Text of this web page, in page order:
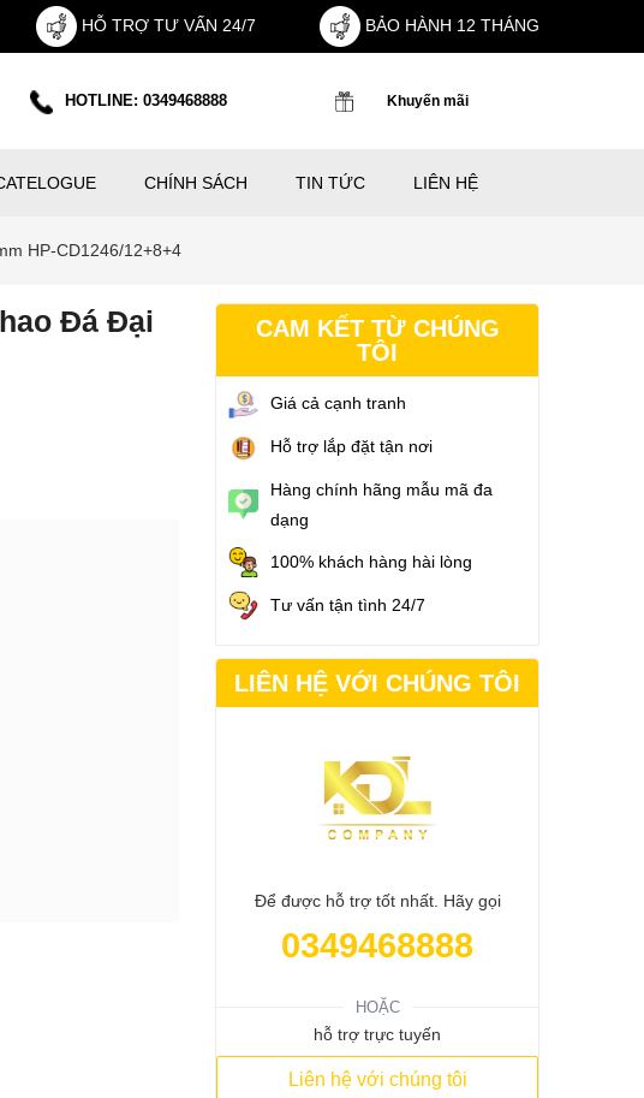
HỖ TRỢ TƯ VẤN 24/7 BẢO HÀNH 12 THÁNG
HOTLINE: 0349468888 Khuyến mãi
CHÍNH SÁCH TIN TỨC LIÊN HỆ
HP-CD1246/12+8+4
Đá Đại
CAM KẾT TỪ CHÚNG
TÔI
Giá cả cạnh tranh
Hỗ trợ lắp đặt tận nơi
Hàng chính hãng mẫu mã đa
dạng
100% khách hàng hài lòng
Tư vấn tận tình 24/7
LIÊN HỆ VỚI CHÚNG TÔI
Để được hỗ trợ tốt nhất. Hãy gọi
0349468888
HOẶC
hỗ trợ trực tuyến
Liên hệ với chúng tôi